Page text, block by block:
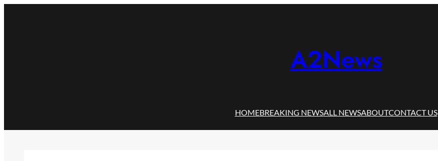
A2News
HOMEBREAKING NEWSALL NEWSABOUTCONTACT US